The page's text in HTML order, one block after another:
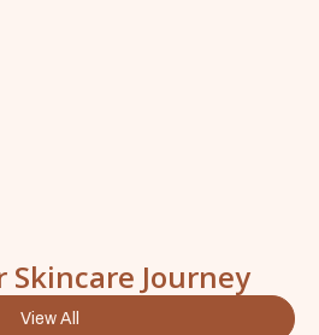
Journey
View All